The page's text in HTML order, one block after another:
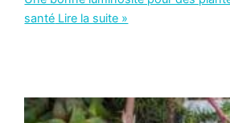
santé Lire la suite »